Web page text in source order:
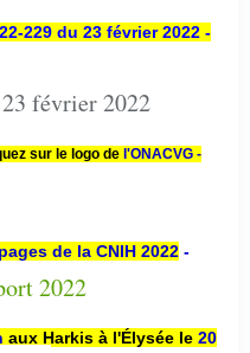
229 du 23 février 2022 -
février 2022
sur le logo de l'ONACVG -
de la CNIH 2022 -
aux Harkis à l'Élysée le 20